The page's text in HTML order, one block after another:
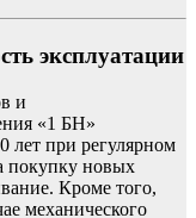
эксплуатации
и
«1 БН»
лет при регулярном
покупку новых
Кроме того,
механического